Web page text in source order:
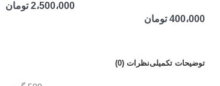
400،000 تومان
2،500،000 تومان
توضیحات تکمیلینظرات (0)